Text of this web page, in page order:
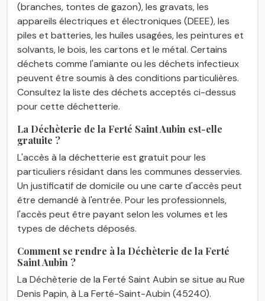
(branches, tontes de gazon), les gravats, les
appareils électriques et électroniques (DEEE), les
piles et batteries, les huiles usagées, les peintures et
solvants, le bois, les cartons et le métal. Certains
déchets comme l'amiante ou les déchets infectieux
peuvent être soumis à des conditions particulières.
Consultez la liste des déchets acceptés ci-dessus
pour cette déchetterie.
La Déchèterie de la Ferté Saint Aubin est-elle
gratuite ?
L'accès à la déchetterie est gratuit pour les
particuliers résidant dans les communes desservies.
Un justificatif de domicile ou une carte d'accès peut
être demandé à l'entrée. Pour les professionnels,
l'accès peut être payant selon les volumes et les
types de déchets déposés.
Comment se rendre à la Déchèterie de la Ferté
Saint Aubin ?
La Déchèterie de la Ferté Saint Aubin se situe au Rue
Denis Papin, à La Ferté-Saint-Aubin (45240).